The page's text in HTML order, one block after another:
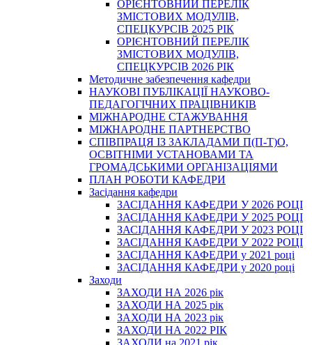
ОРІЄНТОВНИЙ ПЕРЕЛІК
ЗМІСТОВИХ МОДУЛІВ,
СПЕЦКУРСІВ 2025 РІК
ОРІЄНТОВНИЙ ПЕРЕЛІК
ЗМІСТОВИХ МОДУЛІВ,
СПЕЦКУРСІВ 2026 РІК
Методичне забезпечення кафедри
НАУКОВІ ПУБЛІКАЦІЇ НАУКОВО-
ПЕДАГОГІЧНИХ ПРАЦІВНИКІВ
МІЖНАРОДНЕ СТАЖУВАННЯ
МІЖНАРОДНЕ ПАРТНЕРСТВО
СПІВПРАЦЯ ІЗ ЗАКЛАДАМИ П(П-Т)О,
ОСВІТНІМИ УСТАНОВАМИ ТА
ГРОМАДСЬКИМИ ОРГАНІЗАЦІЯМИ
ПЛАН РОБОТИ КАФЕДРИ
Засідання кафедри
ЗАСІДАННЯ КАФЕДРИ У 2026 РОЦІ
ЗАСІДАННЯ КАФЕДРИ У 2025 РОЦІ
ЗАСІДАННЯ КАФЕДРИ У 2023 РОЦІ
ЗАСІДАННЯ КАФЕДРИ У 2022 РОЦІ
ЗАСІДАННЯ КАФЕДРИ у 2021 році
ЗАСІДАННЯ КАФЕДРИ у 2020 році
Заходи
ЗАХОДИ НА 2026 рік
ЗАХОДИ НА 2025 рік
ЗАХОДИ НА 2023 рік
ЗАХОДИ НА 2022 РІК
ЗАХОДИ на 2021 рік